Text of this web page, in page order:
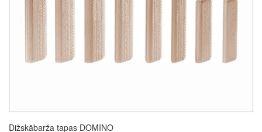
Dižskābarža tapas DOMINO